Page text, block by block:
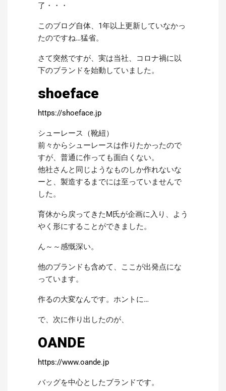
了・・・
このブログ自体、1年以上更新していなかっ
たのですね…猛省。
さて突然ですが、実は当社、コロナ禍に以
下のブランドを始動していました。
shoeface
https://shoeface.jp
シューレース（靴紐）
前々からシューレースは作りたかったので
すが、普通に作っても面白くない。
他社さんと同じようなものしか作れないな
ーと、製造するまでには至っていませんで
した。
育休から戻ってきたM氏が企画に入り、よう
やく形にすることができました。
ん～～感慨深い。
他のブランドも含めて、ここが出発点にな
っています。
作るの大変なんです。ホントに…
で、次に作り出したのが、
OANDE
https://www.oande.jp
バッグを中心としたブランドです。